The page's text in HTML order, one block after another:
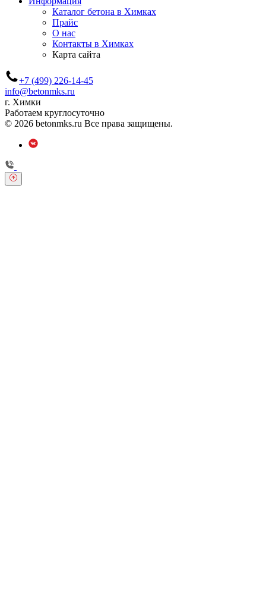
Каталог бетона в Химках
Прайс
О нас
Контакты в Химках
Карта сайта
+7 (499) 226-14-45
info@betonmks.ru
г. Химки
Работаем круглосуточно
© 2026 betonmks.ru Все права защищены.